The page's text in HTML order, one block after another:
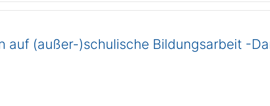
auf (außer-)schulische Bildungsarbeit -